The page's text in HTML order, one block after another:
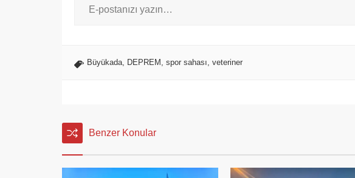
Büyükada, DEPREM , spor sahası, veteriner
Benzer Konular